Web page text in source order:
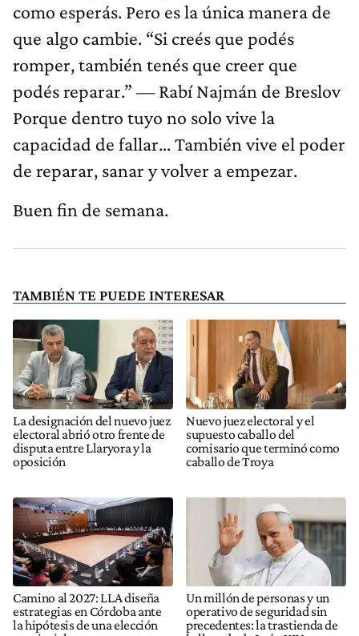
como esperás. Pero es la única manera de
que algo cambie. “Si creés que podés
romper, también tenés que creer que
podés reparar.” — Rabí Najmán de Breslov
Porque dentro tuyo no solo vive la
capacidad de fallar… También vive el poder
de reparar, sanar y volver a empezar.
Buen fin de semana.
TAMBIÉN TE PUEDE INTERESAR
La designación del nuevo juez
electoral abrió otro frente de
disputa entre Llaryora y la
oposición
Nuevo juez electoral y el
supuesto caballo del
comisario que terminó como
caballo de Troya
Camino al 2027: LLA diseña
estrategias en Córdoba ante
la hipótesis de una elección
Un millón de personas y un
operativo de seguridad sin
precedentes: la trastienda de